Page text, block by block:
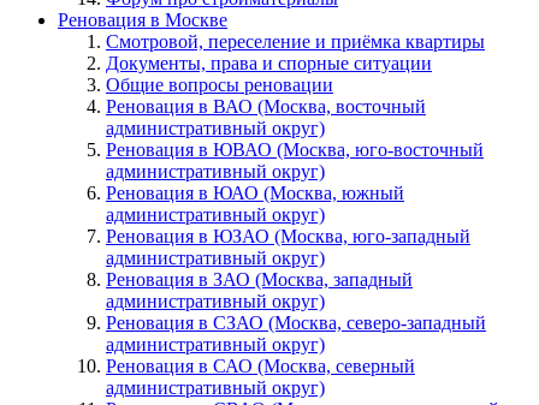
Реновация в Москве
Смотровой, переселение и приёмка квартиры
Документы, права и спорные ситуации
Общие вопросы реновации
Реновация в ВАО (Москва, восточный
административный округ)
Реновация в ЮВАО (Москва, юго-восточный
административный округ)
Реновация в ЮАО (Москва, южный
административный округ)
Реновация в ЮЗАО (Москва, юго-западный
административный округ)
Реновация в ЗАО (Москва, западный
административный округ)
Реновация в СЗАО (Москва, северо-западный
административный округ)
Реновация в САО (Москва, северный
административный округ)